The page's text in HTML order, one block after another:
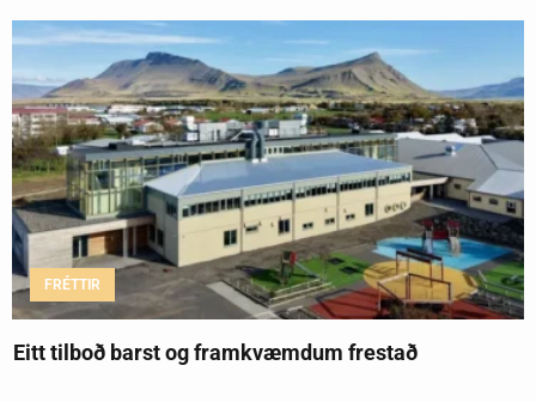
FRÉTTIR
Eitt tilboð barst og framkvæmdum frestað